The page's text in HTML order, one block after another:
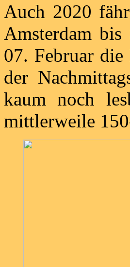
Auch 2020
Amsterdam bis
07. Februar
der
kaum noch
mittlerweile